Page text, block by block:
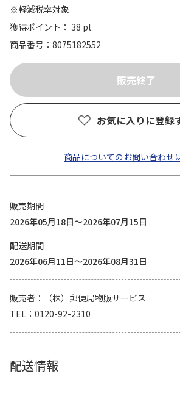
※軽減税率対象
獲得ポイント： 38 pt
商品番号
8075182552
お気に入りに登録
商品についてのお問い合わせ
販売期間
2026年05月18日～2026年07月15日
配送期間
2026年06月11日～2026年08月31日
販売者
（株）郵便局物販サービス
TEL
0120-92-2310
配送情報